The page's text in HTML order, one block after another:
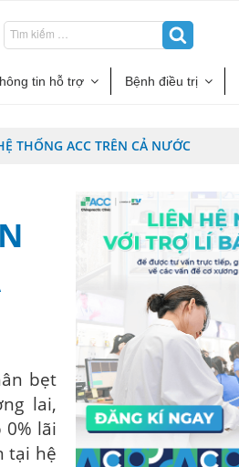
tin hỗ trợ Bệnh điều trị
THỐNG ACC TRÊN CẢ NƯỚC
bẹt
lai,
lãi
tại hệ